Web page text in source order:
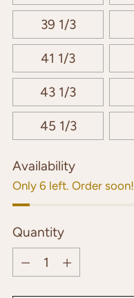
39 1/3
41 1/3
43 1/3
45 1/3
Availability
Only 6 left. Order soon!
Quantity
Quantity